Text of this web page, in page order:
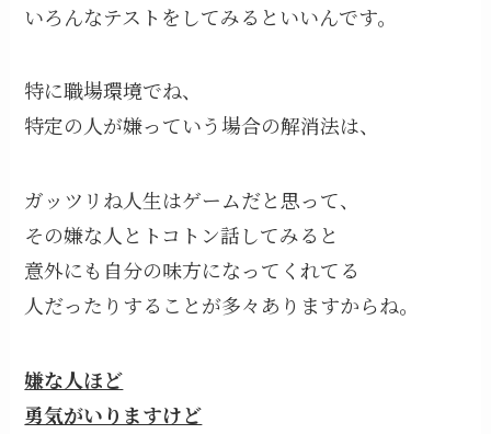
いろんなテストをしてみるといいんです。
特に職場環境でね、
特定の人が嫌っていう場合の解消法は、
ガッツリね人生はゲームだと思って、
その嫌な人とトコトン話してみると
意外にも自分の味方になってくれてる
人だったりすることが多々ありますからね。
嫌な人ほど
勇気がいりますけど